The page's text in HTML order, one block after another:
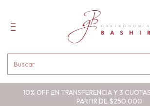
10% OFF EN TRANSFERENCIA Y 3
PARTIR DE $250.000